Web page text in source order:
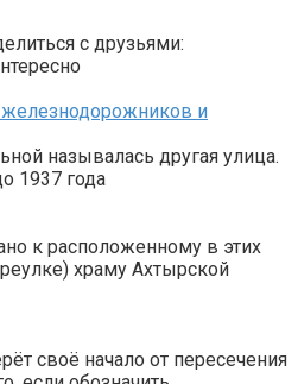
с друзьями:
железнодорожников и
называлась другая улица.
1937 года
к расположенному в этих
храму Ахтырской
своё начало от пересечения